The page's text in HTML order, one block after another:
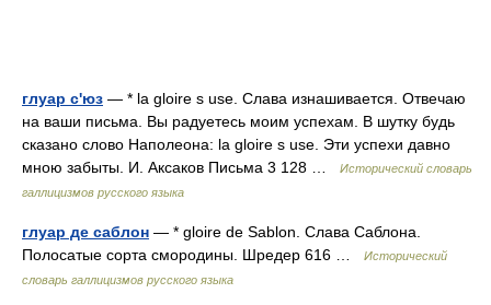
глуар с'юз — * la gloire s use. Слава изнашивается. Отвечаю
на ваши письма. Вы радуетесь моим успехам. В шутку будь
сказано слово Наполеона: la gloire s use. Эти успехи давно
мною забыты. И. Аксаков Письма 3 128 …
Исторический словарь
галлицизмов русского языка
глуар де саблон — * gloire de Sablon. Слава Саблона.
Полосатые сорта смородины. Шредер 616 …
Исторический
словарь галлицизмов русского языка